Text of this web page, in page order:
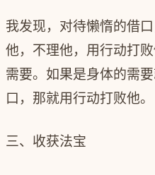
我发现，对待懒惰的借
他，不理他，用行动打
需要。如果是身体的需
口，那就用行动打败他。
三、收获法宝